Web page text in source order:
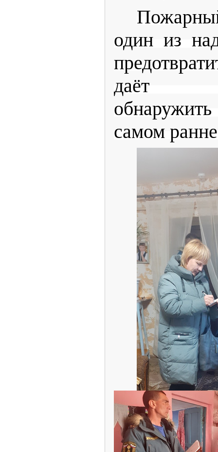
один из
даёт
самом